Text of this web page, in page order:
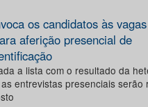
os candidatos às
aferição presencial de
a lista com o resultado da
entrevistas presenciais serão